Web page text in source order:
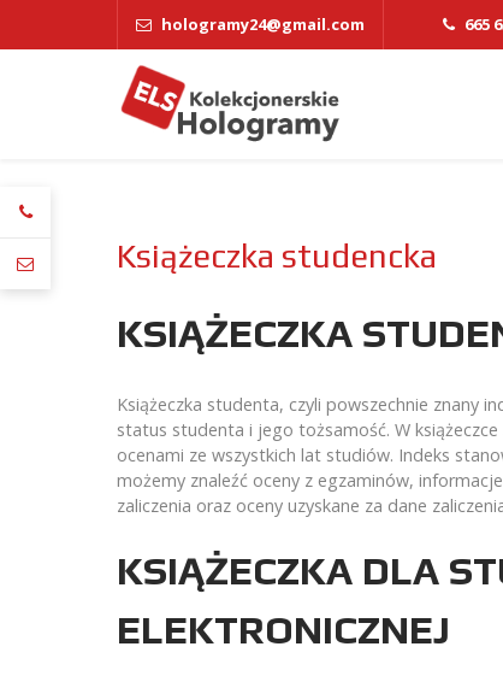
hologramy24@gmail.com 665
Książeczka studencka
KSIĄŻECZKA
Książeczka studenta, czyli powszechnie znany
status studenta i jego tożsamość. W
ocenami ze wszystkich lat studiów. Indeks
możemy znaleźć oceny z egzaminów,
zaliczenia oraz oceny uzyskane za dane
KSIĄŻECZKA DLA
ELEKTRONICZNEJ